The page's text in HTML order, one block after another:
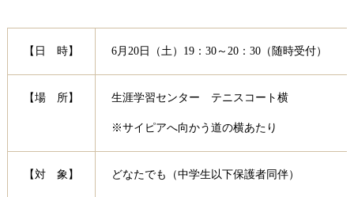
【日 時】 6月20日（土）19：30～20：30（随時受付）
【場 所】 生涯学習センター テニスコート横
※サイピアへ向かう道の横あたり
【対 象】 どなたでも（中学生以下保護者同伴）